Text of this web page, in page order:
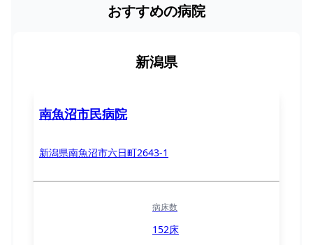
おすすめの病院
新潟県
南魚沼市民病院
新潟県南魚沼市六日町2643-1
病床数
152床